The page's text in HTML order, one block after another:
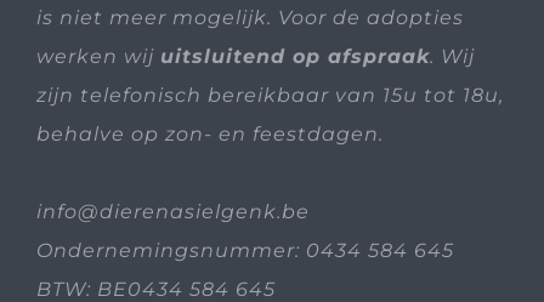
is niet meer mogelijk. Voor de adopties
werken wij uitsluitend op afspraak. Wij
zijn telefonisch bereikbaar van 15u tot 18u,
behalve op zon- en feestdagen.
info@dierenasielgenk.be
Ondernemingsnummer: 0434 584 645
BTW: BE0434 584 645